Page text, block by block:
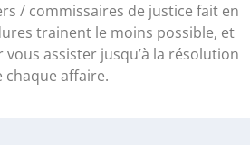
/ commissaires de justice fait en
trainent le moins possible, et
assister jusqu’à la résolution
chaque affaire.